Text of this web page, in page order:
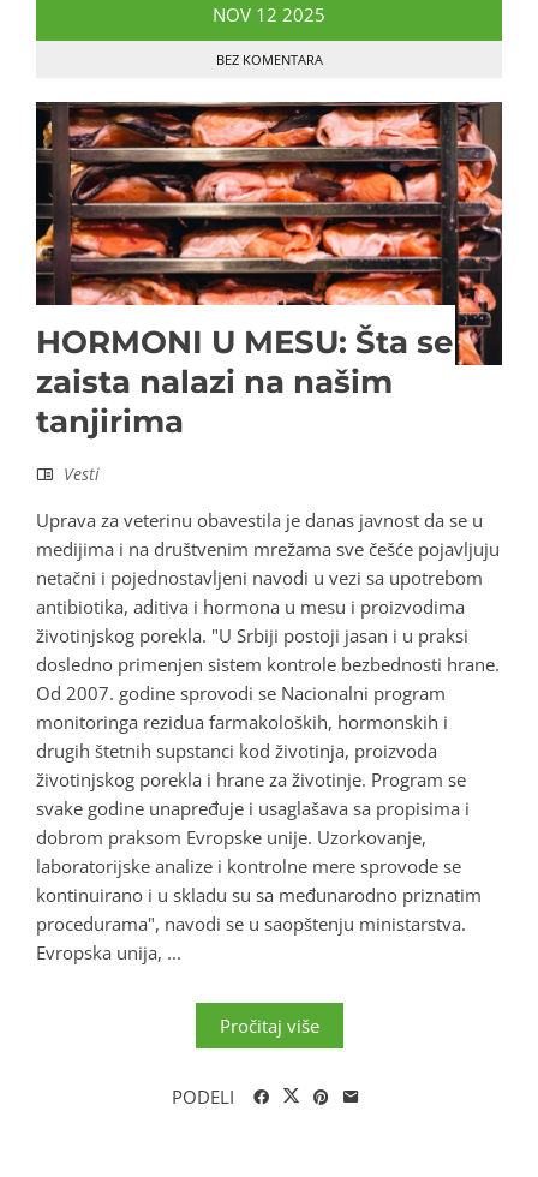
NOV 12 2025
BEZ KOMENTARA
HORMONI U MESU: Šta se
zaista nalazi na našim
tanjirima
Vesti
Uprava za veterinu obavestila je danas javnost da se u
medijima i na društvenim mrežama sve češće pojavljuju
netačni i pojednostavljeni navodi u vezi sa upotrebom
antibiotika, aditiva i hormona u mesu i proizvodima
životinjskog porekla. "U Srbiji postoji jasan i u praksi
dosledno primenjen sistem kontrole bezbednosti hrane.
Od 2007. godine sprovodi se Nacionalni program
monitoringa rezidua farmakoloških, hormonskih i
drugih štetnih supstanci kod životinja, proizvoda
životinjskog porekla i hrane za životinje. Program se
svake godine unapređuje i usaglašava sa propisima i
dobrom praksom Evropske unije. Uzorkovanje,
laboratorijske analize i kontrolne mere sprovode se
kontinuirano i u skladu su sa međunarodno priznatim
procedurama", navodi se u saopštenju ministarstva.
Evropska unija, ...
Pročitaj više
PODELI